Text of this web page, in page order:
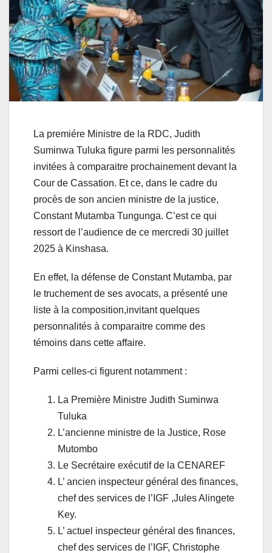
La premiére Ministre de la RDC, Judith
Suminwa Tuluka figure parmi les personnalités
invitées à comparaitre prochainement devant la
Cour de Cassation. Et ce, dans le cadre du
procès de son ancien ministre de la justice,
Constant Mutamba Tungunga. C’est ce qui
ressort de l’audience de ce mercredi 30 juillet
2025 à Kinshasa.
En effet, la défense de Constant Mutamba, par
le truchement de ses avocats, a présenté une
liste à la composition,invitant quelques
personnalités à comparaitre comme des
témoins dans cette affaire.
Parmi celles-ci figurent notamment :
La Première Ministre Judith Suminwa
Tuluka
L’ancienne ministre de la Justice, Rose
Mutombo
Le Secrétaire exécutif de la CENAREF
L’ ancien inspecteur général des finances,
chef des services de l’IGF ,Jules Alingete
Key.
L’ actuel inspecteur général des finances,
chef des services de l’IGF, Christophe